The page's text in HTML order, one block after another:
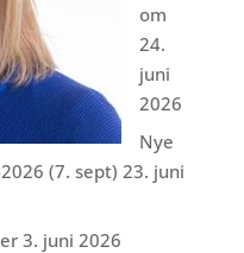
om
24.
juni
2026
Nye
(7. sept) 23. juni
3. juni 2026